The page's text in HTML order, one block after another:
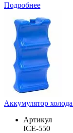
Подробнее
Аккумулятор
Артикул
ICE-550